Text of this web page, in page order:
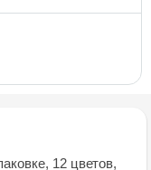
12 цветов,